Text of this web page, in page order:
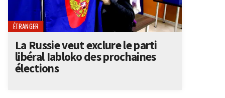
ÉTRANGER
La Russie veut exclure le parti
libéral Iabloko des prochaines
élections